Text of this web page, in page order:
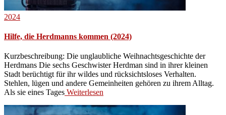
2024
Hilfe, die Herdmanns kommen (2024)
Kurzbeschreibung: Die unglaubliche Weihnachtsgeschichte der
Herdmans Die sechs Geschwister Herdman sind in ihrer kleinen
Stadt berüchtigt für ihr wildes und rücksichtsloses Verhalten.
Stehlen, lügen und andere Gemeinheiten gehören zu ihrem Alltag.
Als sie eines Tages Weiterlesen